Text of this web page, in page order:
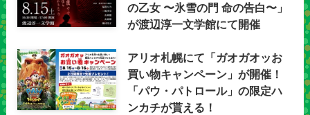
の乙女 〜氷雪の門 命の告白〜」
が渡辺淳一文学館にて開催
アリオ札幌にて「ガオガオッお
買い物キャンペーン」が開催！
「パウ・パトロール」の限定ハ
ンカチが貰える！